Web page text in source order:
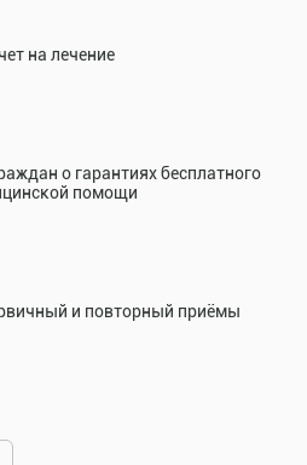
на лечение
о гарантиях бесплатного
помощи
и повторный приёмы